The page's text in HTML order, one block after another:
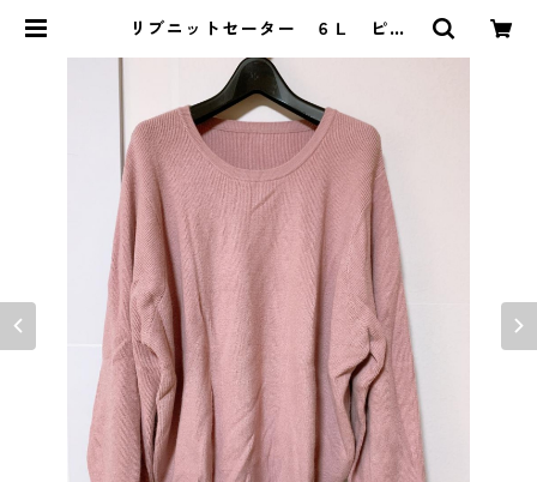
リブニットセーター ６Ｌ ピン
DUCE